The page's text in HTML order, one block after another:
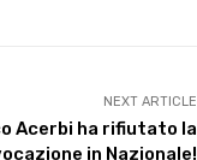
NEXT ARTICLE
Acerbi ha rifiutato la
in Nazionale!